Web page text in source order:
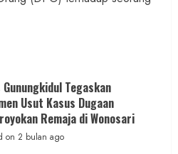
Tegaskan
Usut Kasus Dugaan
Remaja di Wonosari
on 2 bulan ago